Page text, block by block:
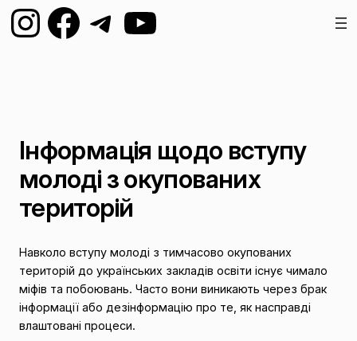
Інформація щодо вступу
молоді з окупованих
територій
Навколо вступу молоді з тимчасово окупованих
територій до українських закладів освіти існує чимало
міфів та побоювань. Часто вони виникають через брак
інформації або дезінформацію про те, як насправді
влаштовані процеси.